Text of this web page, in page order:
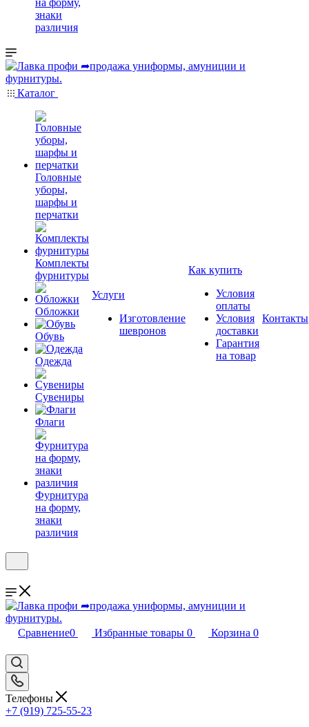
на форму,
знаки
различия
Каталог
Головные
уборы,
шарфы и
перчатки
Комплекты
фурнитуры
Обложки
Обувь
Одежда
Сувениры
Флаги
Фурнитура
на форму,
знаки
различия
Услуги
Изготовление
шевронов
Как купить
Условия
оплаты
Условия
доставки
Гарантия
на товар
Контакты
Сравнение0 Избранные товары 0 Корзина 0
Телефоны
+7 (919) 725-55-23